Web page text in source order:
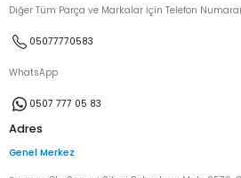
Diğer Tüm Parça ve Markalar İçin Telefon
05077770583
WhatsApp
0507 777 05 83
Adres
Genel Merkez